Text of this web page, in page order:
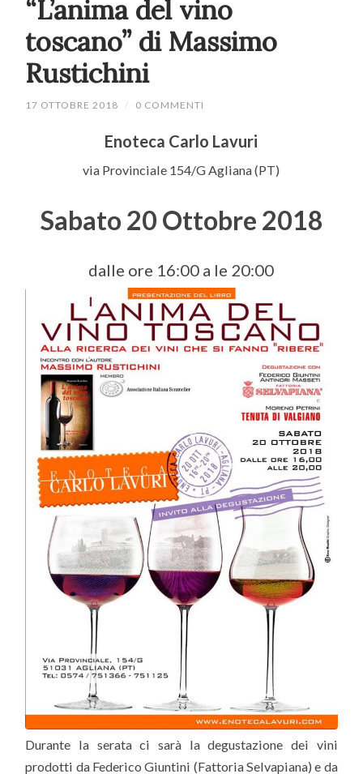
“L’anima del vino
toscano” di Massimo
Rustichini
17 OTTOBRE 2018 / 0 COMMENTI
Enoteca Carlo Lavuri
via Provinciale 154/G Agliana (PT)
Sabato 20 Ottobre 2018
dalle ore 16:00 a le 20:00
Durante la serata ci sarà la degustazione dei vini
prodotti da Federico Giuntini (Fattoria Selvapiana) e da